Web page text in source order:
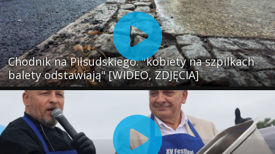
Chodnik na Piłsudskiego: "kobiety na szpilkach
balety odstawiają" [WIDEO, ZDJĘCIA]